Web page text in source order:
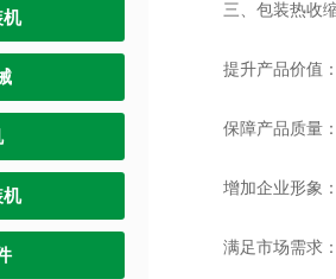
机
机
三、包装热收缩
提升产品价值：
保障产品质量：
增加企业形象：
满足市场需求：